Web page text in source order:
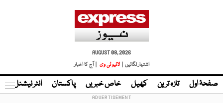
AUGUST 08, 2026
اشتہار لگائیں |
لائیو ٹی وی | آج کا اخبار
صفحۂ اول تازہ ترین کھیل خاص خبریں پاکستان انٹر نیشنل